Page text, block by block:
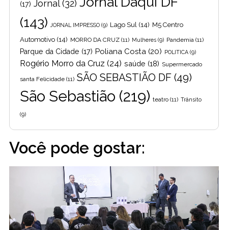
(17) Jornal(32)
(143)
JORNAL IMPRESSO (9) Lago Sul (14) M5 Centro
Automotivo (14) MORRO DA CRUZ (11) Mulheres (9) Pandemia (11)
Parque da Cidade (17) Poliana Costa (20) POLITICA (9)
Rogério Morro da Cruz (24) saúde (18) Supermercado
santa Felicidade (11) SÃO SEBASTIÃO DF (49)
São Sebastião (219) teatro (11) Trânsito
(9)
Você pode gostar: